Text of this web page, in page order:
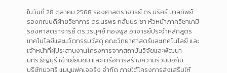
ในวันที่ 28 ตุลาคม 2568 รองศาสตราจารย์ ดร.นริศร์ บาลทิพย์
รองคณบดีฝ่ายวิชาการ ดร.นรพร กลั่นประชา หัวหน้าภาควิชาเคมี
รองศาสตราจารย์ ดร.วรนุศย์ ทองพูล อาจารย์ประจำหลักสูตร
เทคโนโลยีและนวัตกรรมวัสดุ คณะวิทยาศาสตร์และเทคโนโลยี และ
เจ้าหน้าที่ผู้ประสานงานโครงการจากสถาบันวิจัยและพัฒนา
มทร.ธัญบุรี เข้าเยี่ยมชม และหารือการสร้างความร่วมมือกับ
บริษัทนวศรี แมนูแฟคเจอริ่ง จำกัด ภายใต้โครงการส่งเสริมให้